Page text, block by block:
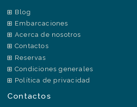
Blog
Embarcaciones
Acerca de nosotros
Contactos
Reservas
Condiciones generales
Política de privacidad
Contactos